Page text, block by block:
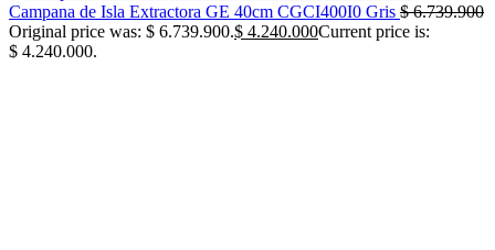
Campana de Isla Extractora GE 40cm CGCI400I0 Gris $6.739.900
Original price was: $ 6.739.900.$ 4.240.000Current price is:
$ 4.240.000.